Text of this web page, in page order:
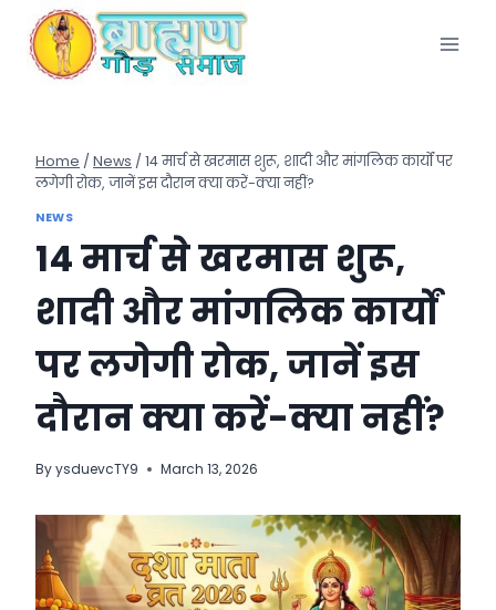
content
Home / News / 14 मार्च से खरमास शुरू, शादी और मांगलिक कार्यों पर
लगेगी रोक, जानें इस दौरान क्या करें-क्या नहीं?
NEWS
14 मार्च से खरमास शुरू,
शादी और मांगलिक कार्यों
पर लगेगी रोक, जानें इस
दौरान क्या करें-क्या नहीं?
ByysduevcTY9 March 13, 2026